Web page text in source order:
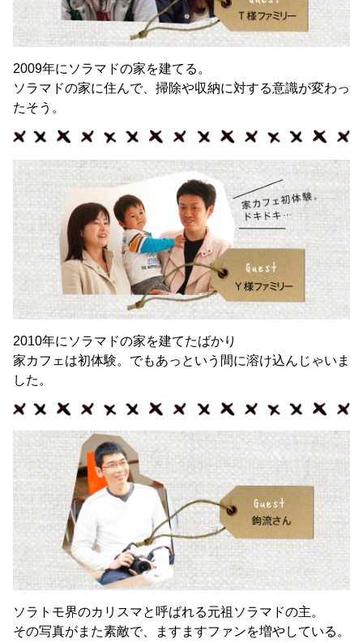
2009年にソラマドの家を建てる。
ソラマドの家に住んで、掃除や収納に対する意識が変わっ
たそう。
2010年にソラマドの家を建てたばかり
家カフェは初体験。でもあっという間に溶け込んじゃいま
した。
ソラトモ界のカリスマと呼ばれる元祖ソラマドの主。
その写真がまた素敵で、ますますファンを増やしている。